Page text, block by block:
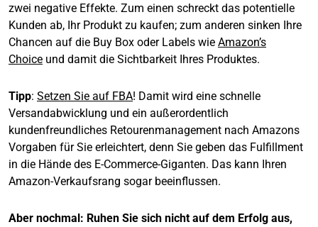
zwei negative Effekte. Zum einen schreckt das potentielle
Kunden ab, Ihr Produkt zu kaufen; zum anderen sinken Ihre
Chancen auf die Buy Box oder Labels wie Amazon’s
Choice und damit die Sichtbarkeit Ihres Produktes.
Tipp: Setzen Sie auf FBA! Damit wird eine schnelle
Versandabwicklung und ein außerordentlich
kundenfreundliches Retourenmanagement nach Amazons
Vorgaben für Sie erleichtert, denn Sie geben das Fulfillment
in die Hände des E-Commerce-Giganten. Das kann Ihren
Amazon-Verkaufsrang sogar beeinflussen.
Aber nochmal: Ruhen Sie sich nicht auf dem Erfolg aus,